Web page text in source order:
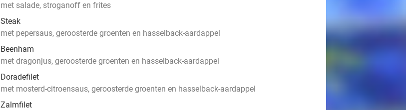
met salade, stroganoff en frites
Steak
met pepersaus, geroosterde groenten en hasselback-aardappel
Beenham
met dragonjus, geroosterde groenten en hasselback-aardappel
Doradefilet
met mosterd-citroensaus, geroosterde groenten en hasselback-aardappel
Zalmfilet